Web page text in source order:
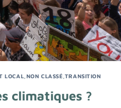
LOCAL NON CLASSÉ TRANSITION
climatiques ?